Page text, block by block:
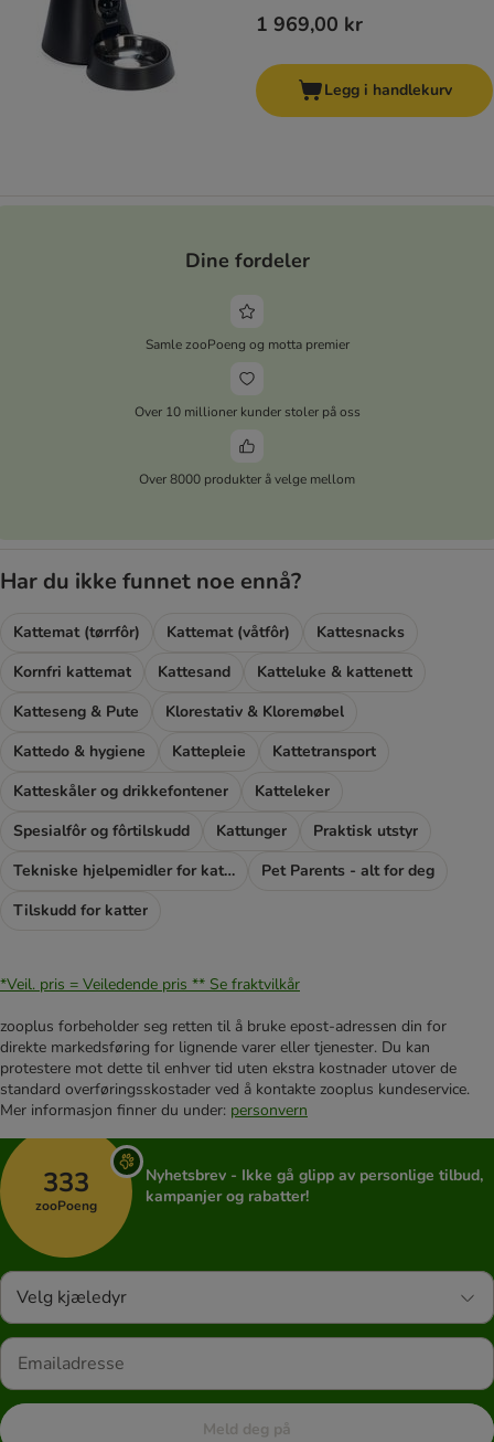
1 969,00 kr
Legg i handlekurv
Dine fordeler
Samle zooPoeng og motta premier
Over 10 millioner kunder stoler på oss
Over 8000 produkter å velge mellom
Har du ikke funnet noe ennå?
Kattemat (tørrfôr) Kattemat (våtfôr)
Kattesnacks
Kornfri kattemat
Kattesand
Katteluke & kattenett
Katteseng & Pute
Klorestativ & Kloremøbel
Kattedo & hygiene
Kattepleie
Kattetransport
Katteskåler og drikkefontener
Katteleker
Spesialfôr og fôrtilskudd
Kattunger
Praktisk utstyr
Tekniske hjelpemidler for katter
Pet Parents - alt for deg
Tilskudd for katter
*Veil. pris = Veiledende pris ** Se fraktvilkår
zooplus forbeholder seg retten til å bruke epost-adressen din for
direkte markedsføring for lignende varer eller tjenester. Du kan
protestere mot dette til enhver tid uten ekstra kostnader utover de
standard overføringsskostader ved å kontakte zooplus kundeservice.
Mer informasjon finner du under: personvern
333
zooPoeng
Nyhetsbrev - Ikke gå glipp av personlige tilbud,
kampanjer og rabatter!
Velg kjæledyr
Meld deg på